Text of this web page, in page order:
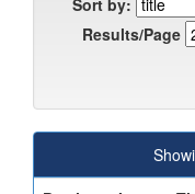
Sort by:
Results/Page